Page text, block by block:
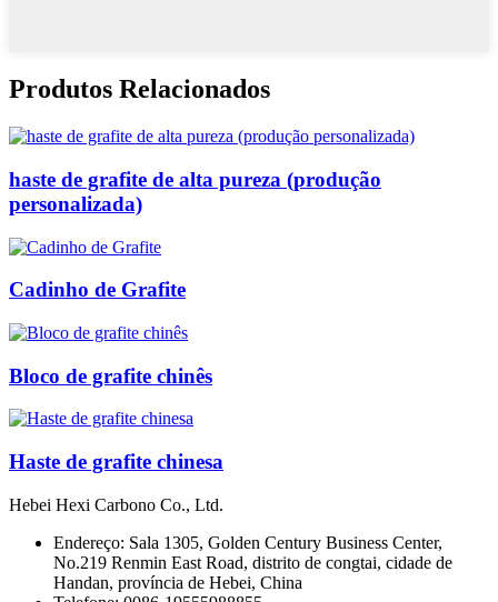
Produtos Relacionados
haste de grafite de alta pureza (produção
personalizada)
Cadinho de Grafite
Bloco de grafite chinês
Haste de grafite chinesa
Hebei Hexi Carbono Co., Ltd.
Endereço: Sala 1305, Golden Century Business Center,
No.219 Renmin East Road, distrito de congtai, cidade de
Handan, província de Hebei, China